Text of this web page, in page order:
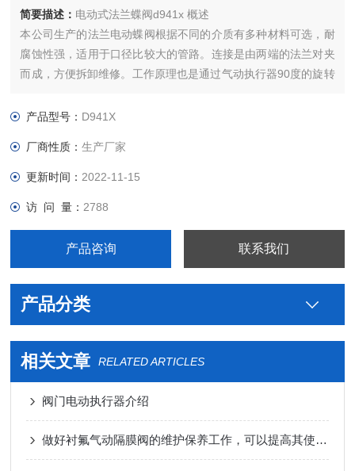
简要描述： 电动式法兰蝶阀d941x 概述
本公司生产的法兰电动蝶阀根据不同的介质有多种材料可选，耐
腐蚀性强，适用于口径比较大的管路。连接是由两端的法兰对夹
而成，方便拆卸维修。工作原理也是通过气动执行器90度的旋转
产品型号： D941X
厂商性质：生产厂家
更新时间： 2022-11-15
访 问 量： 2788
产品咨询 联系我们
产品分类
相关文章 RELATED ARTICLES
阀门电动执行器介绍
做好衬氟气动隔膜阀的维护保养工作，可以提高其使用寿命！